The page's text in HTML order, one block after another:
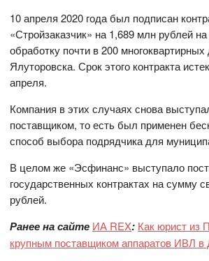
10 апреля 2020 года был подписан
«Стройзаказчик» на 1,689 млн рублей
обработку почти в 200
Ялуторовска. Срок этого контракта
апреля.
Компания в этих случаях снова
поставщиком, то есть был применен
способ выбора подрядчика для
В целом же «Эсфинанс» выступало
государственных контрактах на сумму
рублей.
Ранее на сайте ИА REX: Как юрист из
крупным поставщиком аппаратов ИВЛ в